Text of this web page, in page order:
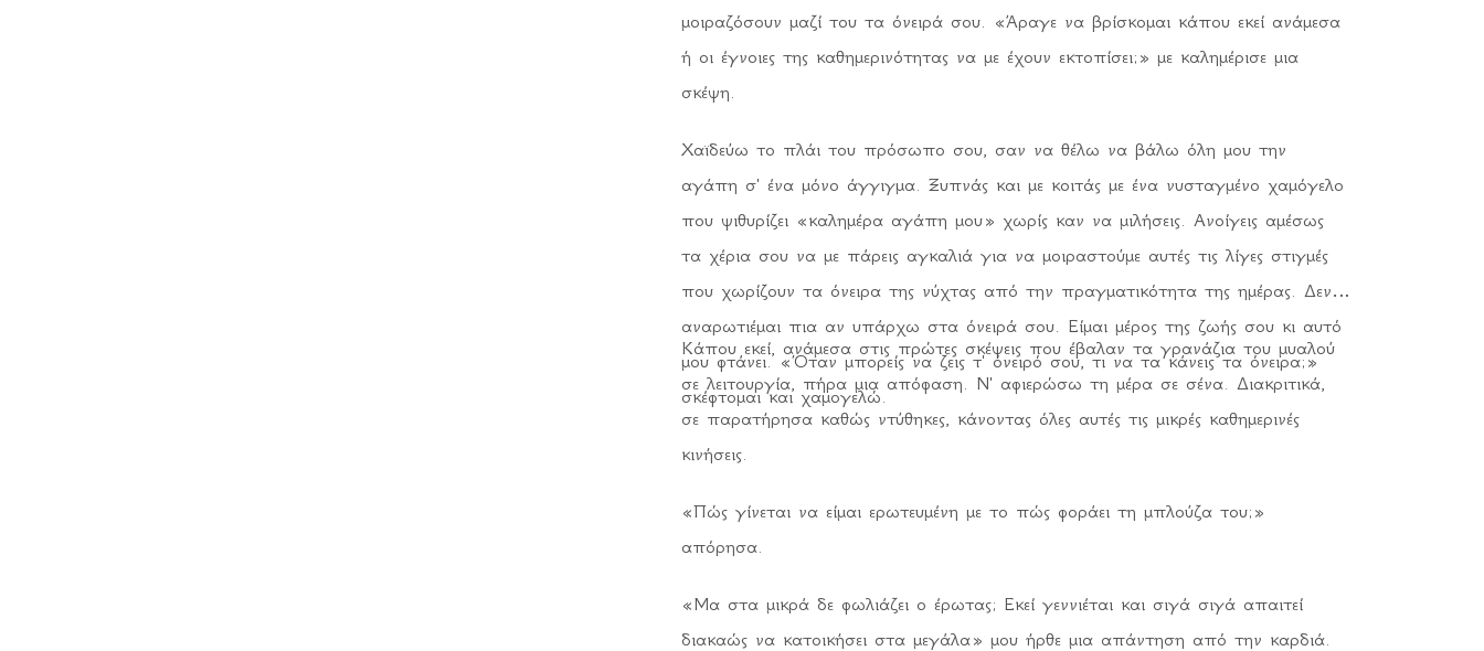
Εγώ την έφτιαξα.
Αν αποδειχτεί πως έκανα λάθος,
Μέχρι να βρω τη δύναμη,
για μια θέση αδειανή, να ξαναγεννηθώ.
μοιραζόσουν μαζί του τα όνειρά σου. «Άραγε να βρίσκομαι κάπου εκεί ανάμεσα
ή οι έγνοιες της καθημερινότητας να με έχουν εκτοπίσει;» με καλημέρισε μια
σκέψη.
Χαϊδεύω το πλάι του πρόσωπο σου, σαν να θέλω να βάλω όλη μου την
αγάπη σ' ένα μόνο άγγιγμα. Ξυπνάς και με κοιτάς με ένα νυσταγμένο χαμόγελο
που ψιθυρίζει «καλημέρα αγάπη μου» χωρίς καν να μιλήσεις. Ανοίγεις αμέσως
τα χέρια σου να με πάρεις αγκαλιά για να μοιραστούμε αυτές τις λίγες στιγμές
που χωρίζουν τα όνειρα της νύχτας από την πραγματικότητα της ημέρας. Δεν
αναρωτιέμαι πια αν υπάρχω στα όνειρά σου. Είμαι μέρος της ζωής σου κι αυτό
μου φτάνει. «Όταν μπορείς να ζεις τ' όνειρό σου, τι να τα κάνεις τα όνειρα;»
σκέφτομαι και χαμογελώ.
Κάπου εκεί, ανάμεσα στις πρώτες σκέψεις που έβαλαν τα γρανάζια του μυαλού
σε λειτουργία, πήρα μια απόφαση. Ν' αφιερώσω τη μέρα σε σένα. Διακριτικά,
σε παρατήρησα καθώς ντύθηκες, κάνοντας όλες αυτές τις μικρές καθημερινές
κινήσεις.
«Πώς γίνεται να είμαι ερωτευμένη με το πώς φοράει τη μπλούζα του;»
απόρησα.
«Μα στα μικρά δε φωλιάζει ο έρωτας; Εκεί γεννιέται και σιγά σιγά απαιτεί
διακαώς να κατοικήσει στα μεγάλα» μου ήρθε μια απάντηση από την καρδιά.